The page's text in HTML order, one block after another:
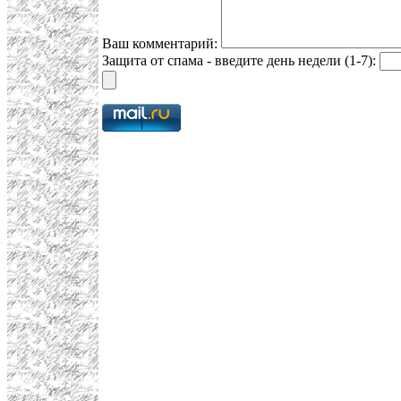
Ваш комментарий:
Защита от спама - введите день недели (1-7):